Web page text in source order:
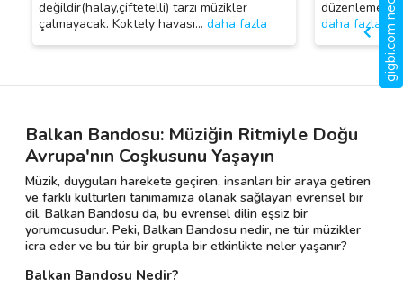
değildir(halay,çiftetelli) tarzı müzikler
çalmayacak. Koktely havası… daha fazla
düzenlemek
daha fazla
Balkan Bandosu: Müziğin Ritmiyle Doğu
Avrupa'nın Coşkusunu Yaşayın
Müzik, duyguları harekete geçiren, insanları bir araya getiren
ve farklı kültürleri tanımamıza olanak sağlayan evrensel bir
dil. Balkan Bandosu da, bu evrensel dilin eşsiz bir
yorumcusudur. Peki, Balkan Bandosu nedir, ne tür müzikler
icra eder ve bu tür bir grupla bir etkinlikte neler yaşanır?
Balkan Bandosu Nedir?
gigbi.com nedir?